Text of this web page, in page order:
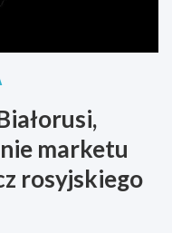
marketu
rosyjskiego